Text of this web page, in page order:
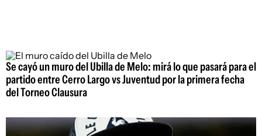
Se cayó un muro del Ubilla de Melo: mirá lo que pasará para el
partido entre Cerro Largo vs Juventud por la primera fecha
del Torneo Clausura